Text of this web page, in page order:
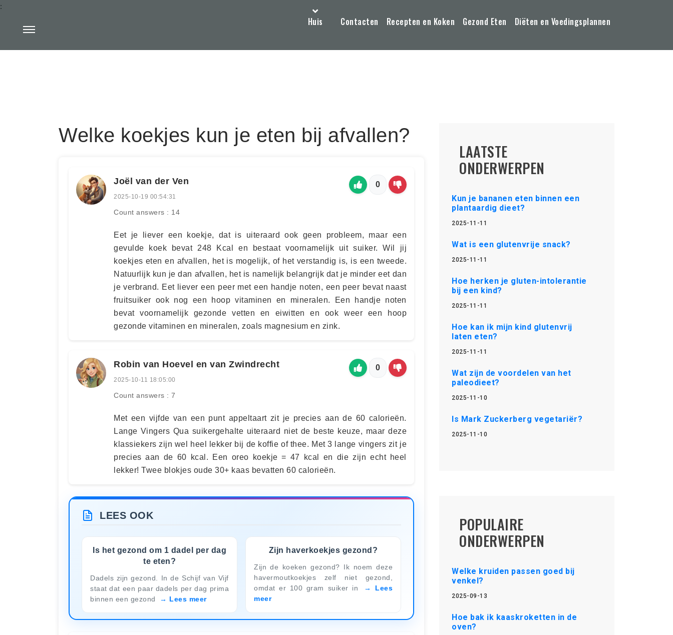
Huis Contacten Recepten en Koken Gezond Eten Diëten en Voedingsplannen
:
Welke koekjes kun je eten bij afvallen?
Joël van der Ven
2025-10-19 00:54:31
Count answers : 14
0
Eet je liever een koekje, dat is uiteraard ook geen probleem, maar een
gevulde koek bevat 248 Kcal en bestaat voornamelijk uit suiker. Wil jij
koekjes eten en afvallen, het is mogelijk, of het verstandig is, is een tweede.
Natuurlijk kun je dan afvallen, het is namelijk belangrijk dat je minder eet dan
je verbrand. Eet liever een peer met een handje noten, een peer bevat naast
fruitsuiker ook nog een hoop vitaminen en mineralen. Een handje noten
bevat voornamelijk gezonde vetten en eiwitten en ook weer een hoop
gezonde vitaminen en mineralen, zoals magnesium en zink.
Robin van Hoevel en van Zwindrecht
2025-10-11 18:05:00
Count answers : 7
0
Met een vijfde van een punt appeltaart zit je precies aan de 60 calorieën.
Lange Vingers Qua suikergehalte uiteraard niet de beste keuze, maar deze
klassiekers zijn wel heel lekker bij de koffie of thee. Met 3 lange vingers zit je
precies aan de 60 kcal. Een oreo koekje = 47 kcal en die zijn echt heel
lekker! Twee blokjes oude 30+ kaas bevatten 60 calorieën.
LEES OOK
Is het gezond om 1 dadel per dag
te eten?
Dadels zijn gezond. In de Schijf van Vijf
staat dat een paar dadels per dag prima
binnen een gezond
Lees meer
Zijn haverkoekjes gezond?
Zijn de koeken gezond? Ik noem deze
havermoutkoekjes zelf niet gezond,
omdat er 100 gram suiker in
Lees
meer
LAATSTE
ONDERWERPEN
Kun je bananen eten binnen een
plantaardig dieet?
2025-11-11
Wat is een glutenvrije snack?
2025-11-11
Hoe herken je gluten-intolerantie
bij een kind?
2025-11-11
Hoe kan ik mijn kind glutenvrij
laten eten?
2025-11-11
Wat zijn de voordelen van het
paleodieet?
2025-11-10
Is Mark Zuckerberg vegetariër?
2025-11-10
POPULAIRE
ONDERWERPEN
Welke kruiden passen goed bij
venkel?
2025-09-13
Hoe bak ik kaaskroketten in de
oven?